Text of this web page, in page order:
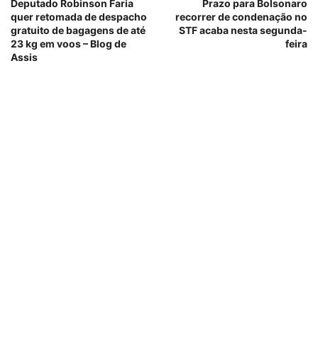
Deputado Robinson Faria
quer retomada de despacho
gratuito de bagagens de até
23 kg em voos – Blog de
Assis
Prazo para Bolsonaro
recorrer de condenação no
STF acaba nesta segunda-
feira